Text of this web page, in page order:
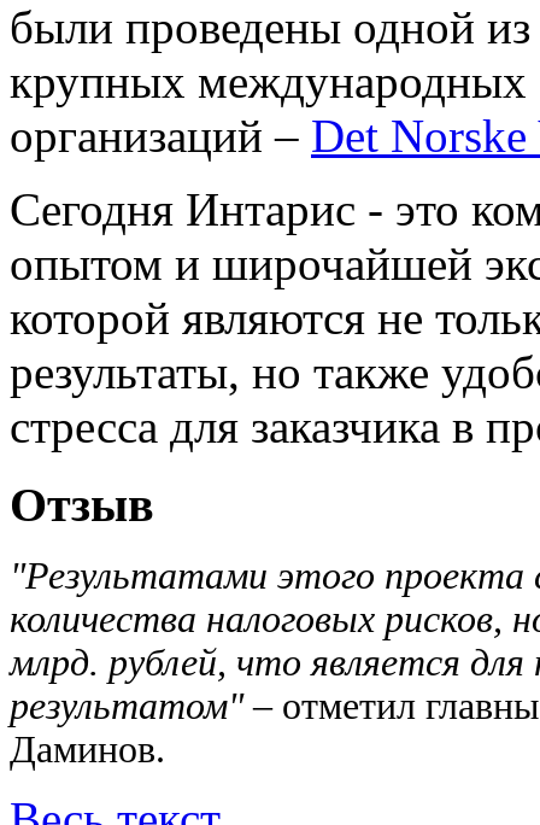
были проведены одной
крупных международных
организаций – Det Norske
Сегодня Интарис - это
опытом и широчайшей
которой являются не
результаты, но также
стресса для заказчика в
Отзыв
"Результатами этого проекта
количества налоговых
млрд. рублей, что является
результатом"– отметил
Даминов.